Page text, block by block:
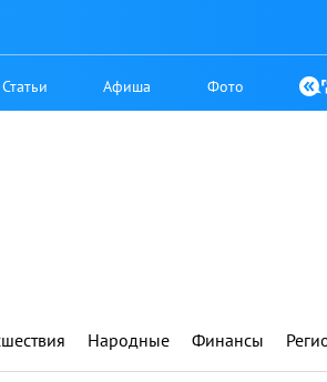
Статьи Афиша Фото
Народные Финансы